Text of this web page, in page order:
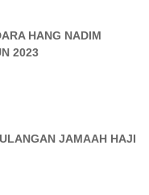
HANG NADIM
2023
JAMAAH HAJI